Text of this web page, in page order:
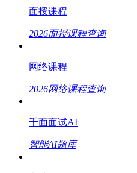
面授课程
2026面授课程查询
网络课程
2026网络课程查询
千面面试AI
智能AI题库